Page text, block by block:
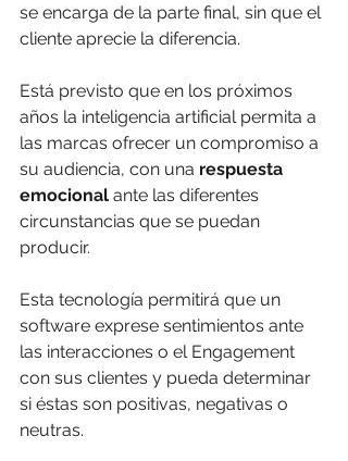
se encarga de la parte final, sin que el
cliente aprecie la diferencia.
Está previsto que en los próximos
años la inteligencia artificial permita a
las marcas ofrecer un compromiso a
su audiencia, con una respuesta
emocional ante las diferentes
circunstancias que se puedan
producir.
Esta tecnología permitirá que un
software exprese sentimientos ante
las interacciones o el Engagement
con sus clientes y pueda determinar
si éstas son positivas, negativas o
neutras.